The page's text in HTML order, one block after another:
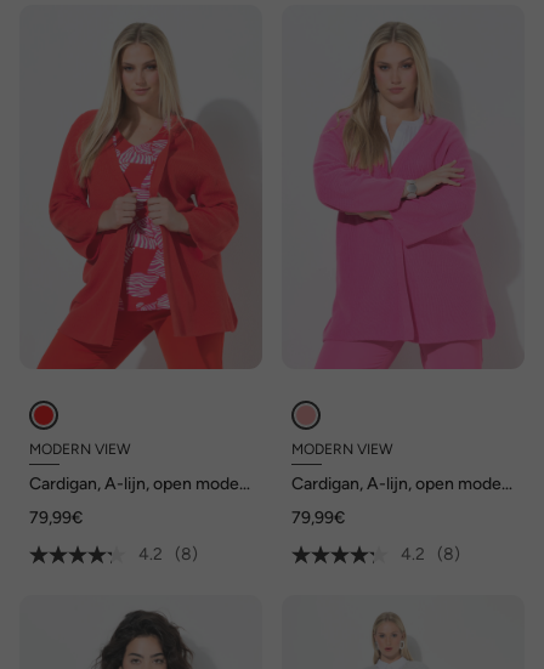
MODERN VIEW
Cardigan, A-lijn, open model,
79,99€
4.2
(8)
MODERN VIEW
Cardigan, A-lijn, open model,
79,99€
4.2
(8)